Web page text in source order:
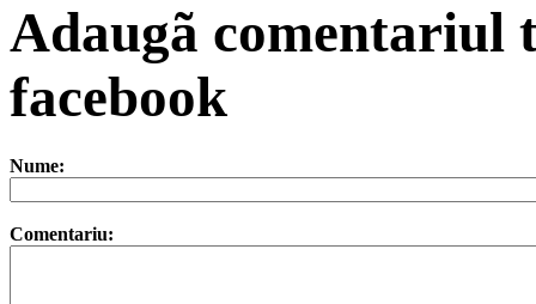
Adaugã comentariul
facebook
Nume:
Comentariu: